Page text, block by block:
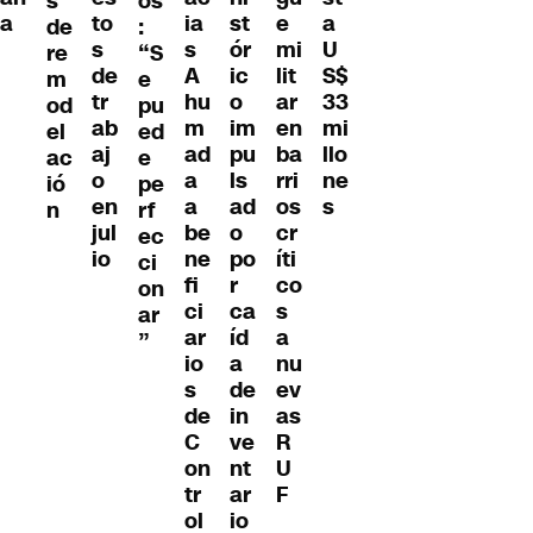
a
de
re
m
od
el
ac
ió
n
to
s
de
tr
ab
aj
o
en
jul
io
:
“S
e
pu
ed
e
pe
rf
ec
ci
on
ar
”
ia
s
A
hu
m
ad
a
a
be
ne
fi
ci
ar
io
s
de
C
on
tr
ol
st
ór
ic
o
im
pu
ls
ad
o
po
r
ca
íd
a
de
in
ve
nt
ar
io
e
mi
lit
ar
en
ba
rri
os
cr
íti
co
s
a
nu
ev
as
R
U
F
a
U
S$
33
mi
llo
ne
s